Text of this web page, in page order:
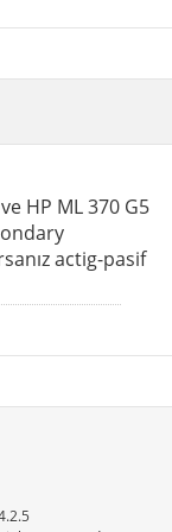
HP ML 370 G5
actig-pasif